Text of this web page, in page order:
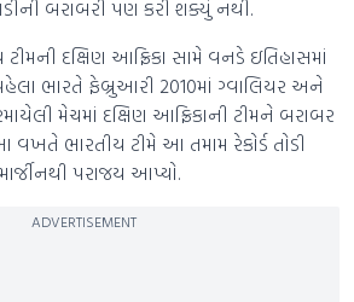
બરાબરી પણ કરી શક્યું નથી.
દક્ષિણ આફ્રિકા સામે વનડે ઇતિહાસમાં
ભારતે ફેબ્રુઆરી 2010માં ગ્વાલિયર અને
મેચમાં દક્ષિણ આફ્રિકાની ટીમને બરાબર
વખતે ભારતીય ટીમે આ તમામ રેકોર્ડ તોડી
પરાજય આપ્યો.
ADVERTISEMENT